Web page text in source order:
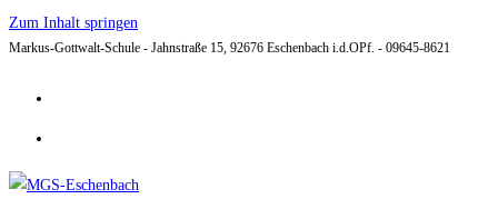
Zum Inhalt springen
Markus-Gottwalt-Schule - Jahnstraße 15, 92676 Eschenbach i.d.OPf. - 09645-8621